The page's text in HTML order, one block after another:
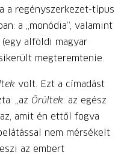
a regényszerkezet-típus
a „monódia”, valamint
alföldi magyar
megteremtenie.
volt. Ezt a címadást
„az Őrültek: az egész
amit én ettől fogva
nem mérsékelt
az embert